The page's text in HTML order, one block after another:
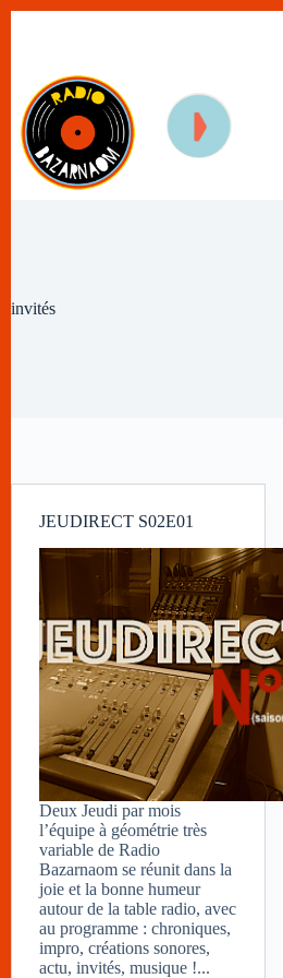
invités
JEUDIRECT S02E01
Deux Jeudi par mois
l’équipe à géométrie très
variable de Radio
Bazarnaom se réunit dans la
joie et la bonne humeur
autour de la table radio, avec
au programme : chroniques,
impro, créations sonores,
actu, invités, musique !...